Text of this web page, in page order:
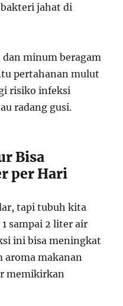
jahat di
minum beragam
pertahanan mulut
risiko infeksi
radang gusi.
Bisa
per Hari
tapi tubuh kita
sampai 2 liter air
ini bisa meningkat
aroma makanan
memikirkan